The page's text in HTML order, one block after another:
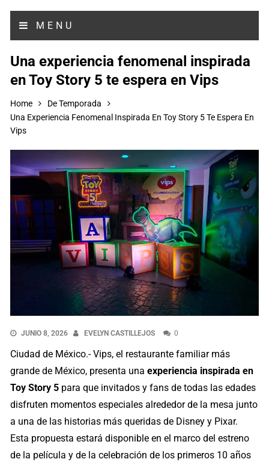
MENU
Una experiencia fenomenal inspirada
en Toy Story 5 te espera en Vips
Home
De Temporada
Una Experiencia Fenomenal Inspirada En Toy Story 5 Te Espera En
Vips
JUNIO 8, 2026 EVELYN CASTILLEJOS 0
Ciudad de México.- Vips, el restaurante familiar más
grande de México, presenta unaexperiencia inspirada en
Toy Story 5 para que invitados y fans de todas las edades
disfruten momentos especiales alrededor de la mesa junto
a una de las historias más queridas de Disney y Pixar.
Esta propuesta estará disponible en el marco del estreno
de la película y de la celebración de los primeros 10 años